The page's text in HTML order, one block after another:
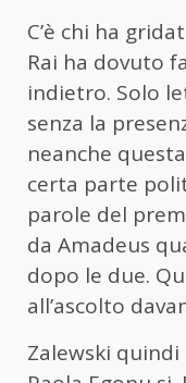
C’è chi ha
Rai ha dovuto
indietro. Solo
senza la
neanche
certa parte
parole del
da Amadeus
dopo le due.
all’ascolto
Zalewski